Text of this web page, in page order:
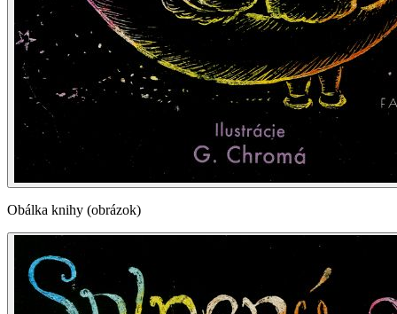
Obálka knihy (obrázok)